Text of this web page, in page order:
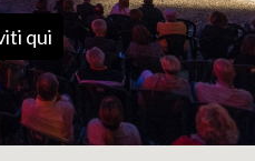
qui